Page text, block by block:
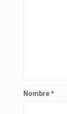
Nombre*